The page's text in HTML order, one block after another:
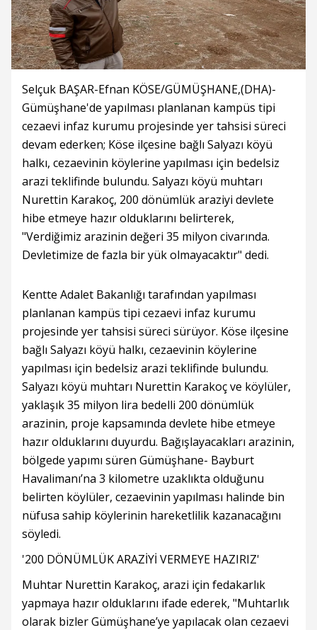
Selçuk BAŞAR-Efnan KÖSE/GÜMÜŞHANE,(DHA)-
Gümüşhane'de yapılması planlanan kampüs tipi
cezaevi infaz kurumu projesinde yer tahsisi süreci
devam ederken; Köse ilçesine bağlı Salyazı köyü
halkı, cezaevinin köylerine yapılması için bedelsiz
arazi teklifinde bulundu. Salyazı köyü muhtarı
Nurettin Karakoç, 200 dönümlük araziyi devlete
hibe etmeye hazır olduklarını belirterek,
"Verdiğimiz arazinin değeri 35 milyon civarında.
Devletimize de fazla bir yük olmayacaktır" dedi.
Kentte Adalet Bakanlığı tarafından yapılması
planlanan kampüs tipi cezaevi infaz kurumu
projesinde yer tahsisi süreci sürüyor. Köse ilçesine
bağlı Salyazı köyü halkı, cezaevinin köylerine
yapılması için bedelsiz arazi teklifinde bulundu.
Salyazı köyü muhtarı Nurettin Karakoç ve köylüler,
yaklaşık 35 milyon lira bedelli 200 dönümlük
arazinin, proje kapsamında devlete hibe etmeye
hazır olduklarını duyurdu. Bağışlayacakları arazinin,
bölgede yapımı süren Gümüşhane- Bayburt
Havalimanı’na 3 kilometre uzaklıkta olduğunu
belirten köylüler, cezaevinin yapılması halinde bin
nüfusa sahip köylerinin hareketlilik kazanacağını
söyledi.
'200 DÖNÜMLÜK ARAZİYİ VERMEYE HAZIRIZ'
Muhtar Nurettin Karakoç, arazi için fedakarlık
yapmaya hazır olduklarını ifade ederek, "Muhtarlık
olarak bizler Gümüşhane’ye yapılacak olan cezaevi